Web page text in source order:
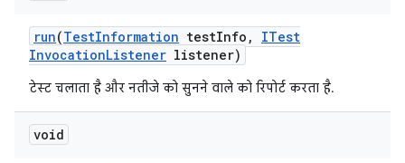
run(TestInformation testInfo ,
ITest
InvocationListener listener)
टेस्ट चलाता है और नतीजे को सुनने वाले को रिपोर्ट करता है.
void